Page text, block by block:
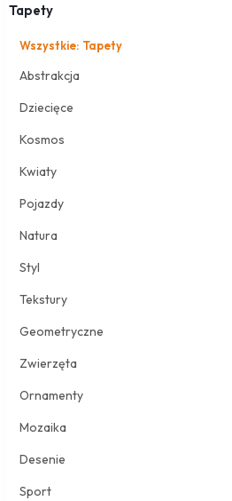
Tapety
Wszystkie: Tapety
Abstrakcja
Dziecięce
Kosmos
Kwiaty
Pojazdy
Natura
Styl
Tekstury
Geometryczne
Zwierzęta
Ornamenty
Mozaika
Desenie
Sport